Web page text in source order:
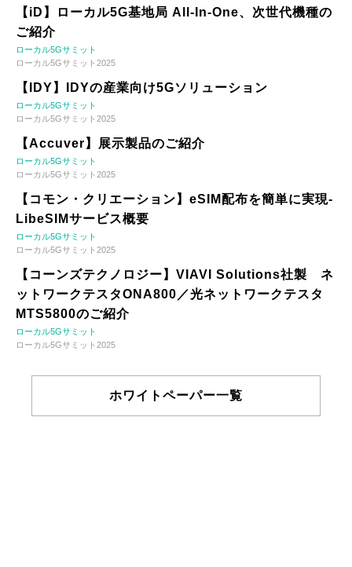
【iD】ローカル5G基地局 All-In-One、次世代機種の
ご紹介
ローカル5Gサミット
ローカル5Gサミット2025
【IDY】IDYの産業向け5Gソリューション
ローカル5Gサミット
ローカル5Gサミット2025
【Accuver】展示製品のご紹介
ローカル5Gサミット
ローカル5Gサミット2025
【コモン・クリエーション】eSIM配布を簡単に実現-
LibeSIMサービス概要
ローカル5Gサミット
ローカル5Gサミット2025
【コーンズテクノロジー】VIAVI Solutions社製 ネ
ットワークテスタONA800／光ネットワークテスタ
MTS5800のご紹介
ローカル5Gサミット
ローカル5Gサミット2025
ホワイトペーパー一覧